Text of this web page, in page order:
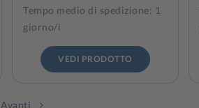
Tempo medio di spedizione: 1
giorno/i
VEDI PRODOTTO
Avanti